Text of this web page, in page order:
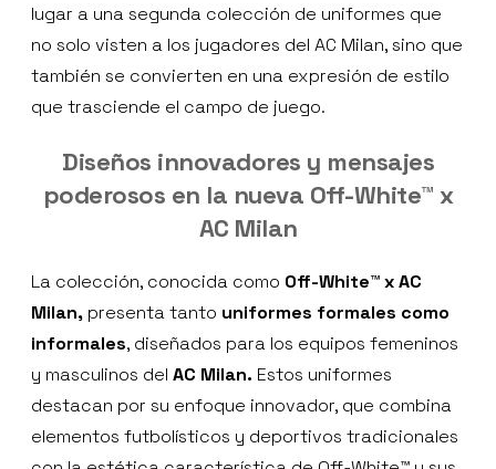
lugar a una segunda colección de uniformes que
no solo visten a los jugadores del AC Milan, sino que
también se convierten en una expresión de estilo
que trasciende el campo de juego.
Diseños innovadores y mensajes
poderosos en la nueva Off-White™ x
AC Milan
La colección, conocida como Off-White™ x AC
Milan, presenta tanto uniformes formales como
informales, diseñados para los equipos femeninos
y masculinos del AC Milan. Estos uniformes
destacan por su enfoque innovador, que combina
elementos futbolísticos y deportivos tradicionales